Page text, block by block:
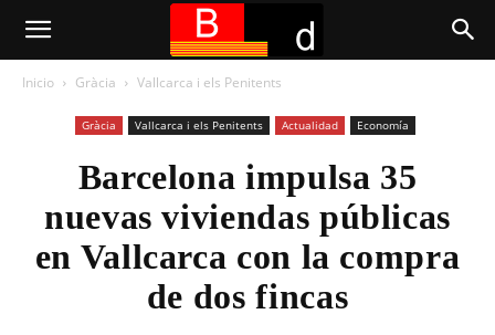
Inicio Gràcia Vallcarca i els Penitents
Gràcia Vallcarca i els Penitents Actualidad Economía
Barcelona impulsa 35
nuevas viviendas públicas
en Vallcarca con la compra
de dos fincas